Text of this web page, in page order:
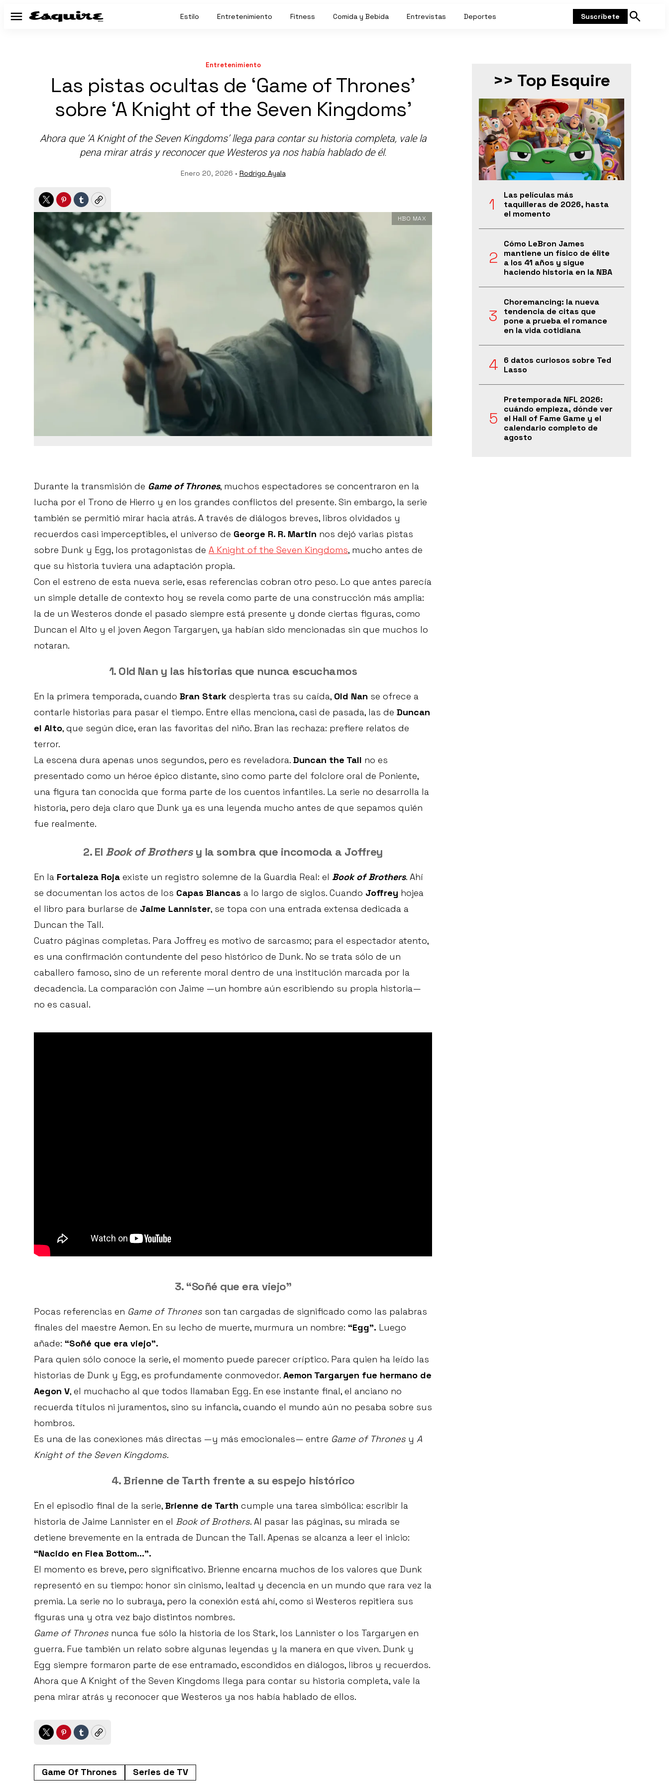
Menú Estilo Entretenimiento Fitness Comida y Bebida Entrevistas Deportes Suscríbete
Mostrar
Entretenimiento
Las pistas ocultas de ‘Game of Thrones’
sobre ‘A Knight of the Seven Kingdoms’
Ahora que ‘A Knight of the Seven Kingdoms’ llega para contar su historia completa, vale la
pena mirar atrás y reconocer que Westeros ya nos había hablado de él.
Enero 20, 2026 • Rodrigo Ayala
TwitterPinterest
TumblrCopy
HBO MAX
Durante la transmisión de Game of Thrones, muchos espectadores se concentraron en la
lucha por el Trono de Hierro y en los grandes conflictos del presente. Sin embargo, la serie
también se permitió mirar hacia atrás. A través de diálogos breves, libros olvidados y
recuerdos casi imperceptibles, el universo de George R. R. Martin nos dejó varias pistas
sobre Dunk y Egg, los protagonistas de A Knight of the Seven Kingdoms, mucho antes de
que su historia tuviera una adaptación propia.
Con el estreno de esta nueva serie, esas referencias cobran otro peso. Lo que antes parecía
un simple detalle de contexto hoy se revela como parte de una construcción más amplia:
la de un Westeros donde el pasado siempre está presente y donde ciertas figuras, como
Duncan el Alto y el joven Aegon Targaryen, ya habían sido mencionadas sin que muchos lo
notaran.
1. Old Nan y las historias que nunca escuchamos
En la primera temporada, cuando Bran Stark despierta tras su caída, Old Nan se ofrece a
contarle historias para pasar el tiempo. Entre ellas menciona, casi de pasada, las de Duncan
el Alto, que según dice, eran las favoritas del niño. Bran las rechaza: prefiere relatos de
terror.
La escena dura apenas unos segundos, pero es reveladora. Duncan the Tall no es
presentado como un héroe épico distante, sino como parte del folclore oral de Poniente,
una figura tan conocida que forma parte de los cuentos infantiles. La serie no desarrolla la
historia, pero deja claro que Dunk ya es una leyenda mucho antes de que sepamos quién
fue realmente.
2. El Book of Brothersy la sombra que incomoda a Joffrey
En la Fortaleza Roja existe un registro solemne de la Guardia Real: el Book of Brothers. Ahí
se documentan los actos de los Capas Blancas a lo largo de siglos. Cuando Joffrey hojea
el libro para burlarse de Jaime Lannister, se topa con una entrada extensa dedicada a
Duncan the Tall.
Cuatro páginas completas. Para Joffrey es motivo de sarcasmo; para el espectador atento,
es una confirmación contundente del peso histórico de Dunk. No se trata sólo de un
caballero famoso, sino de un referente moral dentro de una institución marcada por la
decadencia. La comparación con Jaime —un hombre aún escribiendo su propia historia—
no es casual.
3. “Soñé que era viejo”
Pocas referencias en Game of Thrones son tan cargadas de significado como las palabras
finales del maestre Aemon. En su lecho de muerte, murmura un nombre: “Egg”. Luego
añade: “Soñé que era viejo”.
Para quien sólo conoce la serie, el momento puede parecer críptico. Para quien ha leído las
historias de Dunk y Egg, es profundamente conmovedor. Aemon Targaryen fue hermano de
Aegon V, el muchacho al que todos llamaban Egg. En ese instante final, el anciano no
recuerda títulos ni juramentos, sino su infancia, cuando el mundo aún no pesaba sobre sus
hombros.
Es una de las conexiones más directas —y más emocionales— entre Game of Thrones y A
Knight of the Seven Kingdoms.
4. Brienne de Tarth frente a su espejo histórico
En el episodio final de la serie, Brienne de Tarth cumple una tarea simbólica: escribir la
historia de Jaime Lannister en el Book of Brothers. Al pasar las páginas, su mirada se
detiene brevemente en la entrada de Duncan the Tall. Apenas se alcanza a leer el inicio:
“Nacido en Flea Bottom…”.
El momento es breve, pero significativo. Brienne encarna muchos de los valores que Dunk
representó en su tiempo: honor sin cinismo, lealtad y decencia en un mundo que rara vez la
premia. La serie no lo subraya, pero la conexión está ahí, como si Westeros repitiera sus
figuras una y otra vez bajo distintos nombres.
Game of Thrones nunca fue sólo la historia de los Stark, los Lannister o los Targaryen en
guerra. Fue también un relato sobre algunas leyendas y la manera en que viven. Dunk y
Egg siempre formaron parte de ese entramado, escondidos en diálogos, libros y recuerdos.
Ahora que A Knight of the Seven Kingdoms llega para contar su historia completa, vale la
pena mirar atrás y reconocer que Westeros ya nos había hablado de ellos.
TwitterPinterest
TumblrCopy
Game Of Thrones Series de TV
>> Top Esquire
Las películas más
taquilleras de 2026, hasta
el momento
Cómo LeBron James
mantiene un físico de élite
a los 41 años y sigue
haciendo historia en la NBA
Choremancing: la nueva
tendencia de citas que
pone a prueba el romance
en la vida cotidiana
6 datos curiosos sobre Ted
Lasso
Pretemporada NFL 2026:
cuándo empieza, dónde ver
el Hall of Fame Game y el
calendario completo de
agosto